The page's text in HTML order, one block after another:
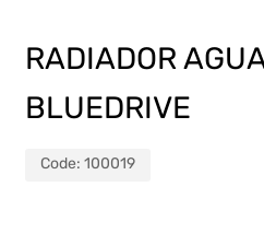
RADIADOR
BLUEDRIVE
Code: 100019